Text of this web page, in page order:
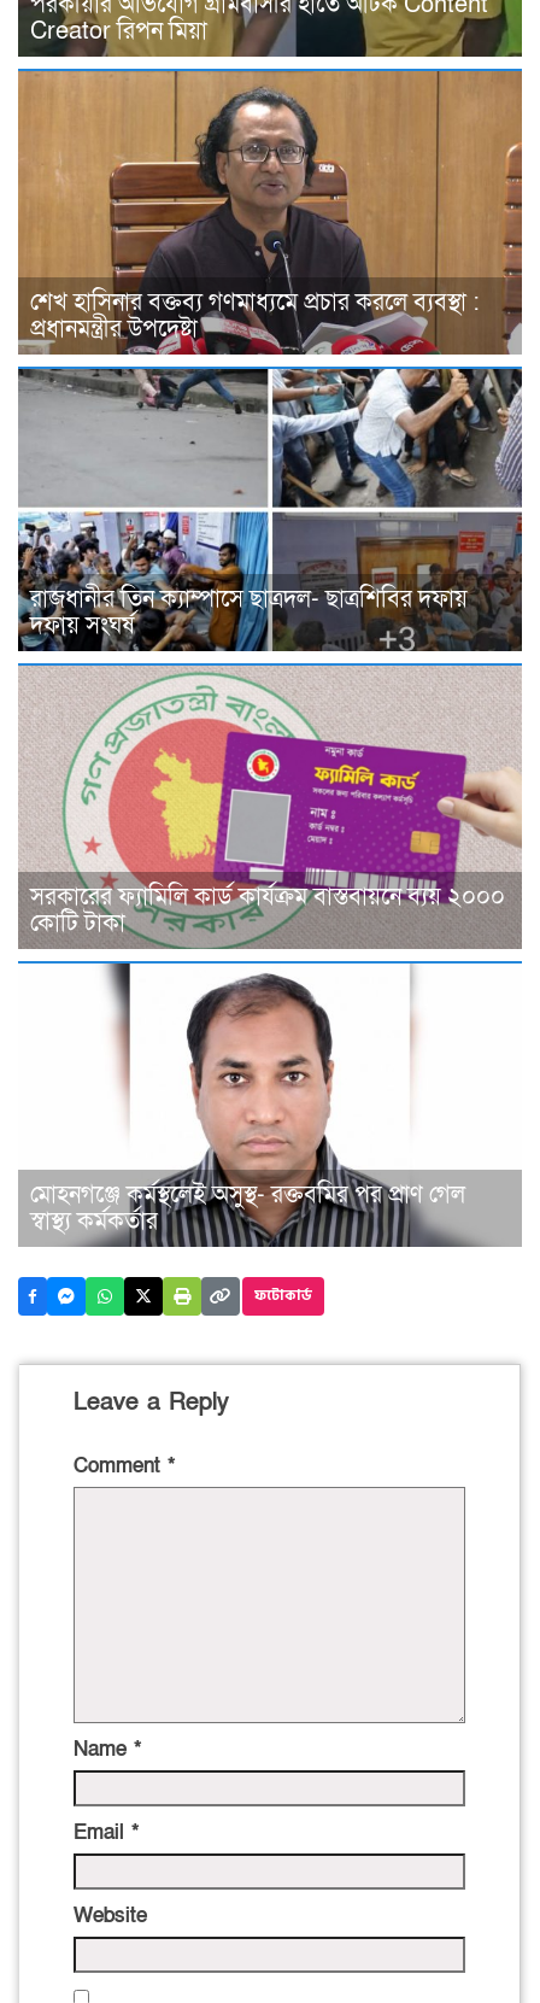
Creator রিপন মিয়া
শেখ হাসিনার বক্তব্য গণমাধ্যমে প্রচার করলে ব্যবস্থা :
প্রধানমন্ত্রীর উপদেষ্টা
রাজধানীর তিন ক্যাম্পাসে ছাত্রদল- ছাত্রশিবির দফায়
দফায় সংঘর্ষ
সরকারের ফ্যামিলি কার্ড কার্যক্রম বাস্তবায়নে ব্যয় ২০০০
কোটি টাকা
মোহনগঞ্জে কর্মস্থলেই অসুস্থ- রক্তবমির পর প্রাণ গেল
স্বাস্থ্য কর্মকর্তার
ফটোকার্ড
Leave a Reply
Comment *
Name *
Email *
Website